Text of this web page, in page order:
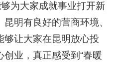
为大家成就事业打开新
明有良好的营商环境、
够让大家在昆明放心投
业，真正感受到“春暖